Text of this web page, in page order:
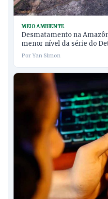
MEIO AMBIENTE
Desmatamento na
menor nível da série do
Por Yan Simon